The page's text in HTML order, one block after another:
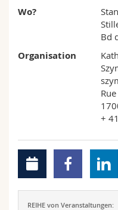
MyUnifr
Wo?
Bd
Organisation
+
REIHE von Veranstaltungen: